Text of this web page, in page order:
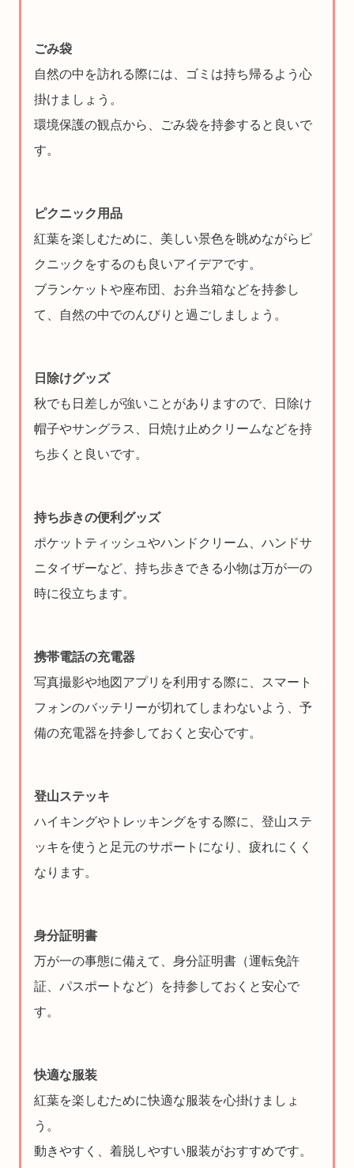
ごみ袋
自然の中を訪れる際には、ゴミは持ち帰るよう心
掛けましょう。
環境保護の観点から、ごみ袋を持参すると良いで
す。
ピクニック用品
紅葉を楽しむために、美しい景色を眺めながらピ
クニックをするのも良いアイデアです。
ブランケットや座布団、お弁当箱などを持参し
て、自然の中でのんびりと過ごしましょう。
日除けグッズ
秋でも日差しが強いことがありますので、日除け
帽子やサングラス、日焼け止めクリームなどを持
ち歩くと良いです。
持ち歩きの便利グッズ
ポケットティッシュやハンドクリーム、ハンドサ
ニタイザーなど、持ち歩きできる小物は万が一の
時に役立ちます。
携帯電話の充電器
写真撮影や地図アプリを利用する際に、スマート
フォンのバッテリーが切れてしまわないよう、予
備の充電器を持参しておくと安心です。
登山ステッキ
ハイキングやトレッキングをする際に、登山ステ
ッキを使うと足元のサポートになり、疲れにくく
なります。
身分証明書
万が一の事態に備えて、身分証明書（運転免許
証、パスポートなど）を持参しておくと安心で
す。
快適な服装
紅葉を楽しむために快適な服装を心掛けましょ
う。
動きやすく、着脱しやすい服装がおすすめです。